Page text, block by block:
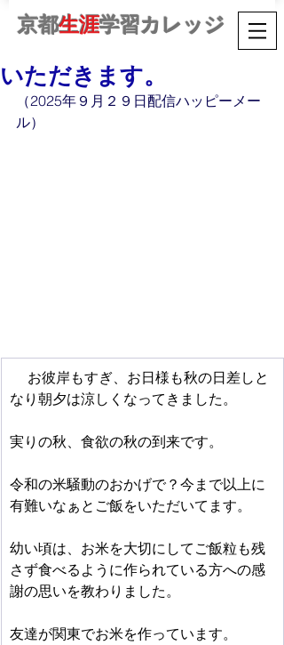
京都生涯学習カレッジ
いただきます。
（2025年９月２９日配信ハッピーメー
ル）
お彼岸もすぎ、お日様も秋の日差しと
なり朝夕は涼しくなってきました。
実りの秋、食欲の秋の到来です。
令和の米騒動のおかげで？今まで以上に
有難いなぁとご飯をいただいてます。
幼い頃は、お米を大切にしてご飯粒も残
さず食べるように作られている方への感
謝の思いを教わりました。
友達が関東でお米を作っています。